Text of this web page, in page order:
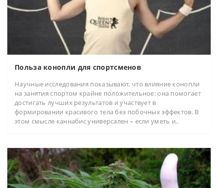
Польза конопли для спортсменов
Научные исследования показывают, что влияние конопли
на занятия спортом крайне положительное: она помогает
достигать лучших результатов и участвует в
формировании красивого тела без побочных эффектов. В
этом смысле каннабис универсален – если уметь и..